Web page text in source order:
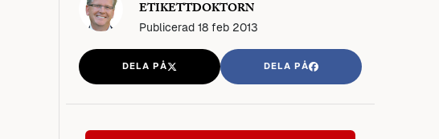
ETIKETTDOKTORN
Publicerad 18 feb 2013
DELA PÅ DELA PÅ